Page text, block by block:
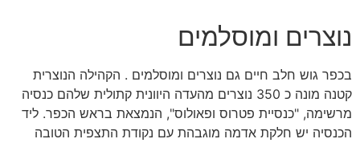
נוצרים ומוסלמים
בכפר גוש חלב חיים גם נוצרים ומוסלמים . הקהילה הנוצרית
קטנה מונה כ 350 נוצרים מהעדה היוונית קתולית שלהם כנסיה
מרשימה, "כנסיית פטרוס ופאולוס", הנמצאת בראש הכפר. ליד
הכנסיה יש חלקת אדמה מוגבהת עם נקודת התצפית הטובה